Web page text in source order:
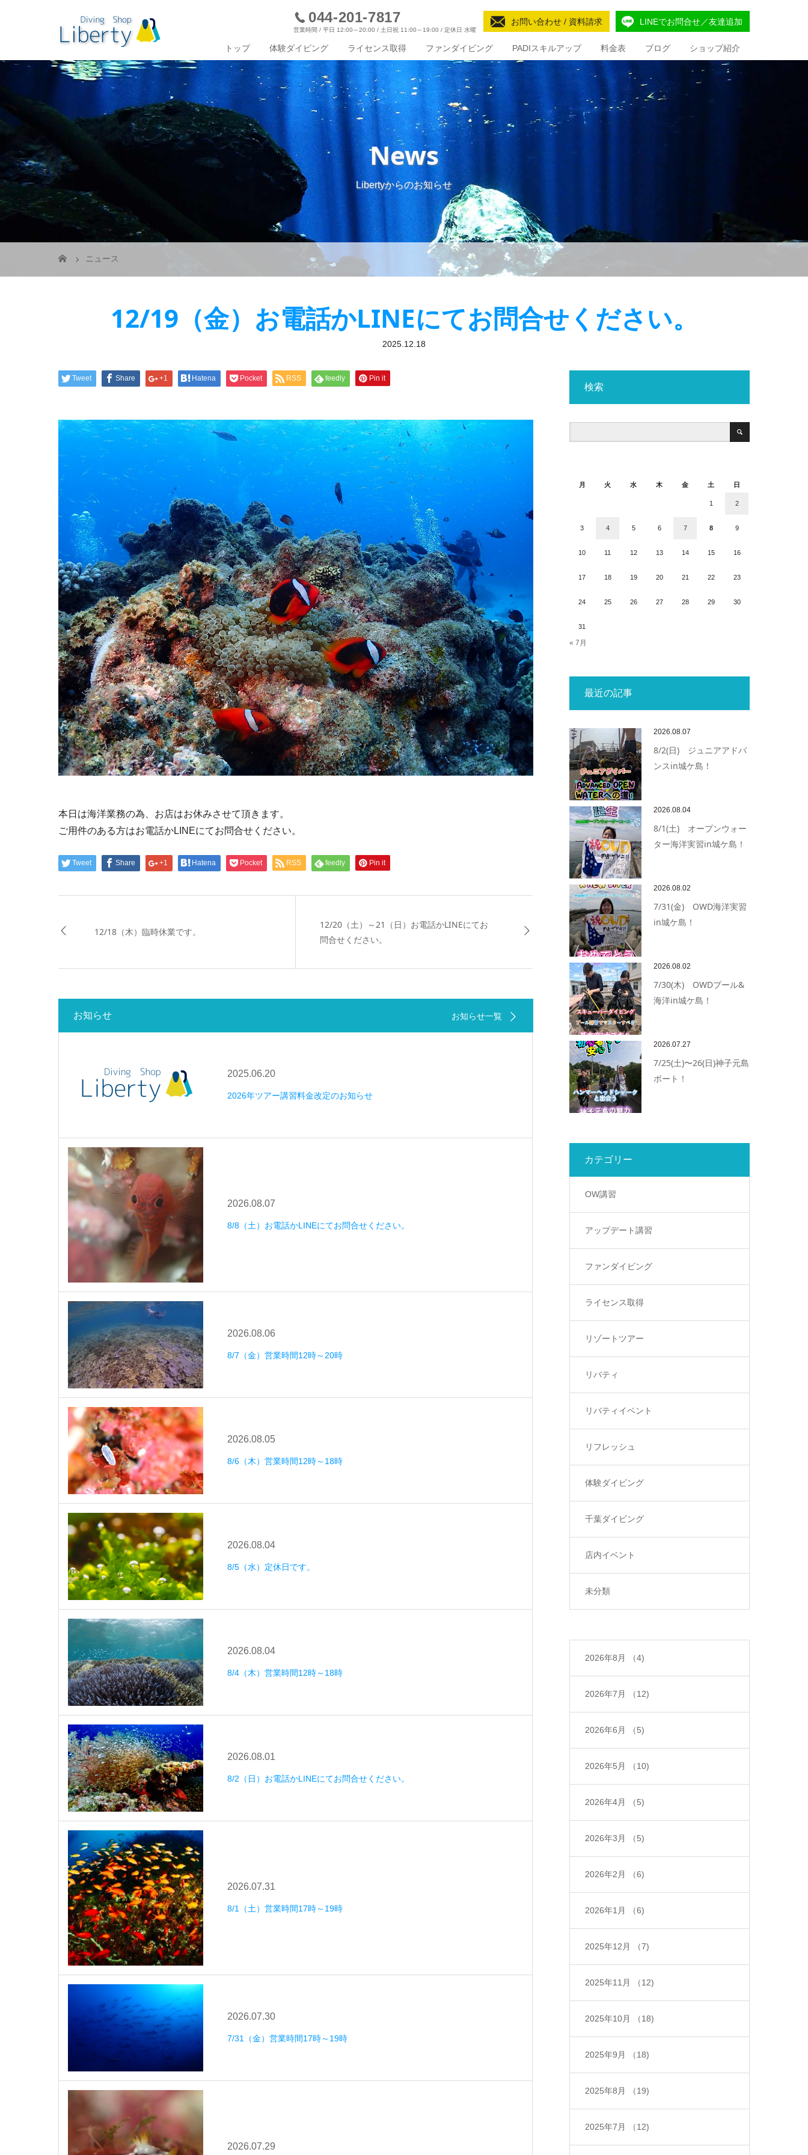
044-201-7817
営業時間 / 平日 12:00～20:00 / 土日祝 11:00～19:00 / 定休日 水曜
お問い合わせ / 資料請求 LINEでお問合せ／友達追加
トップ 体験ダイビング ライセンス取得 ファンダイビング PADIスキルアップ 料金表 ブログ ショップ紹介
News
Libertyからのお知らせ
ニュース
12/19（金）お電話かLINEにてお問合せください。
2025.12.18
Tweet Share +1 Hatena Pocket RSS feedly Pin it
本日は海洋業務の為、お店はお休みさせて頂きます。
ご用件のある方はお電話かLINEにてお問合せください。
Tweet Share +1 Hatena Pocket RSS feedly Pin it
12/18（木）臨時休業です。
12/20（土）～21（日）お電話かLINEにてお
問合せください。
お知らせ お知らせ一覧
2025.06.20
2026年ツアー講習料金改定のお知らせ
2026.08.07
8/8（土）お電話かLINEにてお問合せください。
2026.08.06
8/7（金）営業時間12時～20時
2026.08.05
8/6（木）営業時間12時～18時
2026.08.04
8/5（水）定休日です。
2026.08.04
8/4（木）営業時間12時～18時
2026.08.01
8/2（日）お電話かLINEにてお問合せください。
2026.07.31
8/1（土）営業時間17時～19時
2026.07.30
7/31（金）営業時間17時～19時
2026.07.29
検索
月
火 水 木 金 土 日
1 2
3 4 5 6 7 8 9
10 11 12 13 14 15 16
17 18 19 20 21 22 23
24 25 26 27 28 29 30
31
« 7月
最近の記事
2026.08.07
8/2(日) ジュニアアドバ
ンスin城ケ島！
2026.08.04
8/1(土) オープンウォー
ター海洋実習in城ケ島！
2026.08.02
7/31(金) OWD海洋実習
in城ケ島！
2026.08.02
7/30(木) OWDプール&
海洋in城ケ島！
2026.07.27
7/25(土)〜26(日)神子元島
ボート！
カテゴリー
OW講習
アップデート講習
ファンダイビング
ライセンス取得
リゾートツアー
リバティ
リバティイベント
リフレッシュ
体験ダイビング
千葉ダイビング
店内イベント
未分類
2026年8月 （4)
2026年7月 （12)
2026年6月 （5)
2026年5月 （10)
2026年4月 （5)
2026年3月 （5)
2026年2月 （6)
2026年1月 （6)
2025年12月 （7)
2025年11月 （12)
2025年10月 （18)
2025年9月 （18)
2025年8月 （19)
2025年7月 （12)